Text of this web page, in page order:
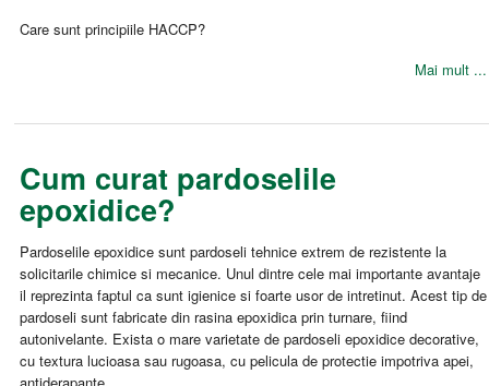
Care sunt principiile HACCP?
Mai mult ...
Cum curat pardoselile
epoxidice?
Pardoselile epoxidice sunt pardoseli tehnice extrem de rezistente la
solicitarile chimice si mecanice. Unul dintre cele mai importante avantaje
il reprezinta faptul ca sunt igienice si foarte usor de intretinut. Acest tip de
pardoseli sunt fabricate din rasina epoxidica prin turnare, fiind
autonivelante. Exista o mare varietate de pardoseli epoxidice decorative,
cu textura lucioasa sau rugoasa, cu pelicula de protectie impotriva apei,
antiderapante.